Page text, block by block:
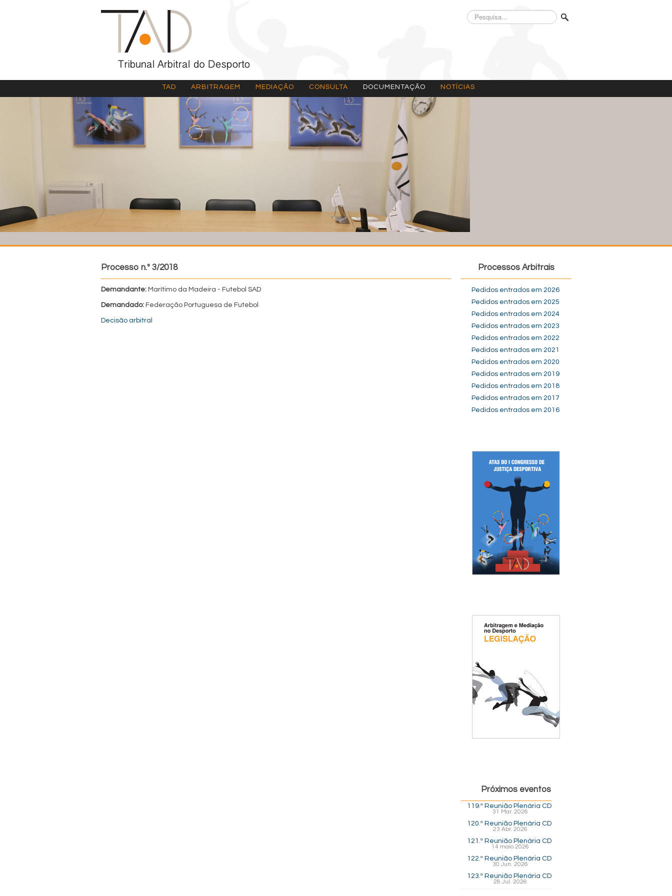
Pesquisa...
TAD ARBITRAGEM MEDIAÇÃO CONSULTA DOCUMENTAÇÃO NOTÍCIAS
Processo n.º 3/2018
Demandante: Marítimo da Madeira - Futebol SAD
Demandado: Federação Portuguesa de Futebol
Decisão arbitral
Processos Arbitrais
Pedidos entrados em 2026
Pedidos entrados em 2025
Pedidos entrados em 2024
Pedidos entrados em 2023
Pedidos entrados em 2022
Pedidos entrados em 2021
Pedidos entrados em 2020
Pedidos entrados em 2019
Pedidos entrados em 2018
Pedidos entrados em 2017
Pedidos entrados em 2016
Próximos eventos
119.ª Reunião Plenária CD
31 Mar. 2026
120.ª Reunião Plenária CD
23 Abr. 2026
121.ª Reunião Plenária CD
14 maio 2026
122.ª Reunião Plenária CD
30 Jun. 2026
123.ª Reunião Plenária CD
28 Jul. 2026